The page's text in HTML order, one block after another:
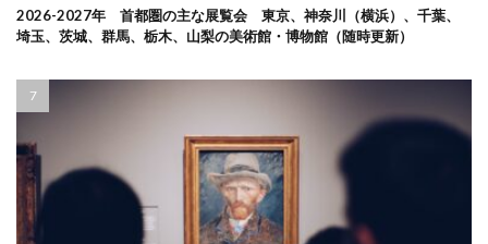
2026-2027年 首都圏の主な展覧会 東京、神奈川（横浜）、千葉、
埼玉、茨城、群馬、栃木、山梨の美術館・博物館（随時更新）